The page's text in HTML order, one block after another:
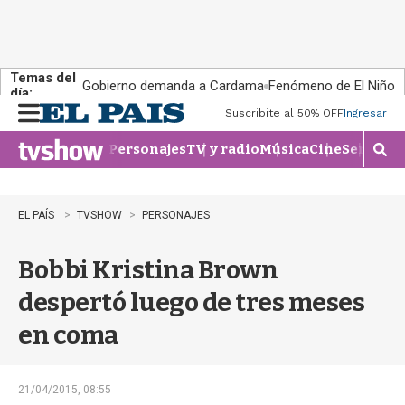
Temas del
día:
Gobierno demanda a Cardama Fenómeno de El Niño
n
u
Suscribite al 50% OFFIngresar
PersonajesTV y radioMúsicaCineSeries
M
o
EL PAÍS TVSHOW PERSONAJES
Bobbi Kristina Brown
despertó luego de tres meses
en coma
21/04/2015, 08:55